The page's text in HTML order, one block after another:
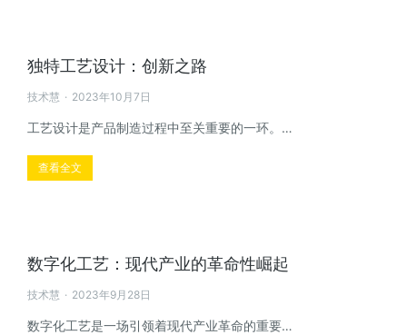
独特工艺设计：创新之路
技术慧 2023年10月7日
工艺设计是产品制造过程中至关重要的一环。…
查看全文
数字化工艺：现代产业的革命性崛起
技术慧 2023年9月28日
数字化工艺是一场引领着现代产业革命的重要…